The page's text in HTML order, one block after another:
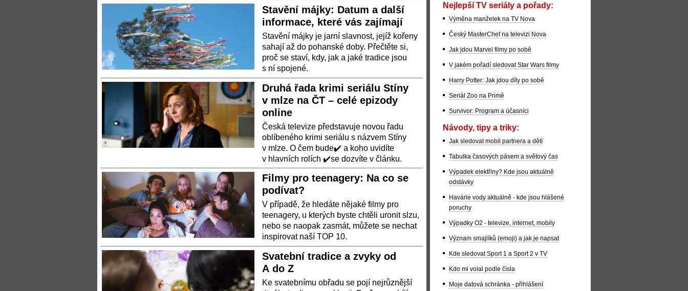
Stavění májky: Datum a další
informace, které vás zajímají
Stavění májky je jarní slavnost, jejíž kořeny
sahají až do pohanské doby. Přečtěte si,
proč se staví, kdy, jak a jaké tradice jsou
s ní spojené.
Druhá řada krimi seriálu Stíny
v mlze na ČT – celé epizody
online
Česká televize představuje novou řadu
oblíbeného krimi seriálu s názvem Stíny
v mlze. O čem bude✔️ a koho uvidíte
v hlavních rolích ✔️se dozvíte v článku.
Filmy pro teenagery: Na co se
podívat?
V případě, že hledáte nějaké filmy pro
teenagery, u kterých byste chtěli uronit slzu,
nebo se naopak zasmát, můžete se nechat
inspirovat naší TOP 10.
Svatební tradice a zvyky od
A do Z
Ke svatebnímu obřadu se pojí nejrůznější
Nejlepší TV seriály a pořady:
Výměna manželek na TV Nova
Český MasterChef na televizi Nova
Jak jdou Marvel filmy po sobě
V jakém pořadí sledovat Star Wars filmy
Harry Potter: Jak jdou díly po sobě
Seriál Zoo na Primě
Survivor: Program a účasníci
Návody, tipy a triky:
Jak sledovat mobil partnera a dětí
Tabulka časových pásem a světový čas
Výpadek elektřiny? Kde jsou aktuálně
odstávky
Havárie vody aktuálně - kde jsou hlášené
poruchy
Výpadky O2 - televize, internet, mobily
Význam smajlíků (emoji) a jak je napsat
Kde sledovat Sport 1 a Sport 2 v TV
Kdo mi volal podle čísla
Moje datová schránka - přihlášení